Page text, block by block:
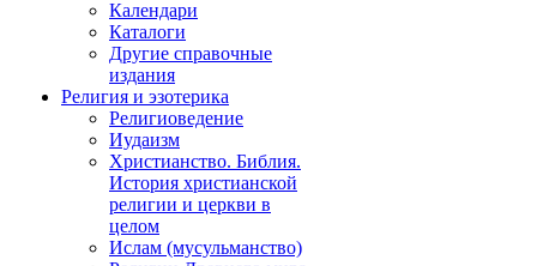
Календари
Каталоги
Другие справочные
издания
Религия и эзотерика
Религиоведение
Иудаизм
Христианство. Библия.
История христианской
религии и церкви в
целом
Ислам (мусульманство)